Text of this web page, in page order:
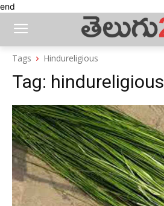
end
Tags Hindureligious
Tag: hindureligious